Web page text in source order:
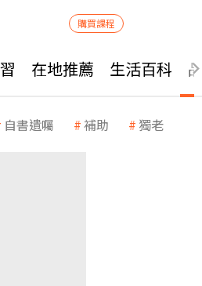
購買課程
在地推薦 生活百科
自書遺囑 補助 獨老